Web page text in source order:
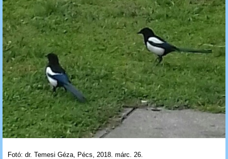
Fotó: dr. Temesi Géza, Pécs, 2018. márc. 26.